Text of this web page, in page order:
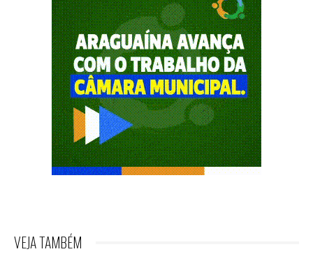
VEJA TAMBÉM